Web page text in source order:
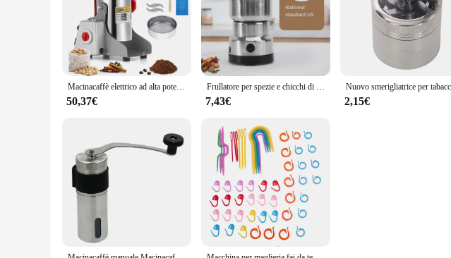
Macinacaffè elettrico ad alta potenza da cucina cereali noci fagioli spezie grani smerigliatrice macchina macinacaffè domestico multifunzionale
50,37€
Frullatore per spezie e chicchi di noci, cucina, lama per tagliare il caffè multifunzionale, smerigliatrice per cereali, macinacaffè elettrico domestico
7,43€ 2,15€